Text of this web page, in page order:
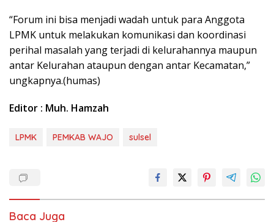
“Forum ini bisa menjadi wadah untuk para Anggota
LPMK untuk melakukan komunikasi dan koordinasi
perihal masalah yang terjadi di kelurahannya maupun
antar Kelurahan ataupun dengan antar Kecamatan,”
ungkapnya.(humas)
Editor : Muh. Hamzah
LPMK PEMKAB WAJO sulsel
Baca Juga